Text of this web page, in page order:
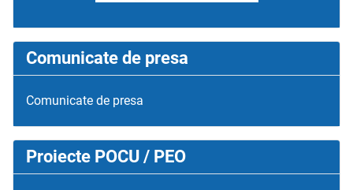
Comunicate de presa
Comunicate de presa
Proiecte POCU / PEO